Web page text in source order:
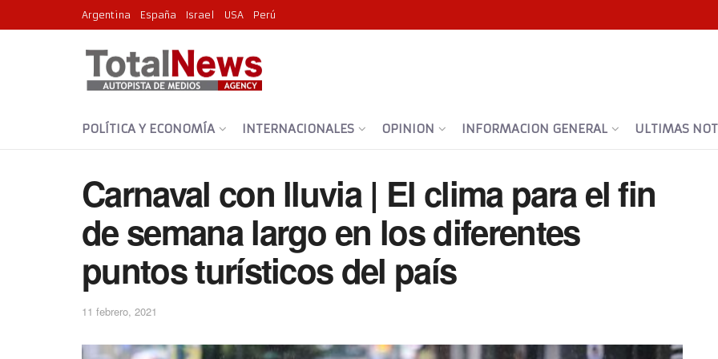
Argentina España Israel USA Perú
POLÍTICA Y ECONOMÍA INTERNACIONALES OPINION INFORMACION GENERAL ULTIMAS
Carnaval con lluvia | El clima para el fin
de semana largo en los diferentes
puntos turísticos del país
11 febrero, 2021